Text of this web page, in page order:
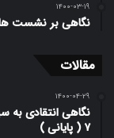
۱۴۰۰-۰۳-۱۹
نگاهی بر نشست
مقالات
۱۴۰۰-۰۴-۲۹
نگاهی انتقادی
۷ ( پایانی )